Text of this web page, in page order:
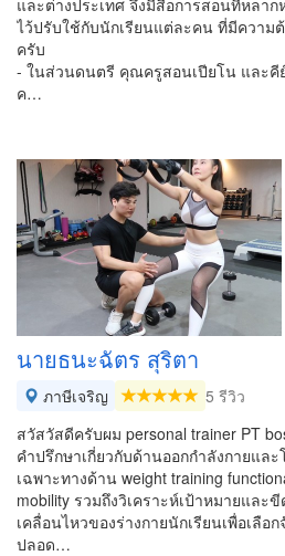
และต่างประเทศ จึงมีสื่อการสอนที่หลา
ไว้ปรับใช้กับนักเรียนแต่ละคน ที่มีควา
ครับ
- ในส่วนดนตรี คุณครูสอนเปียโน และคี
ค…
นายธนะฉัตร สุริตา
ภาษีเจริญ
5 รีวิว
สวัสวัสดีครับผม personal trainer PT
คำปรึกษาเกี่ยวกับด้านออกกำลังกายแล
เฉพาะทางด้าน weight training
mobility รวมถึงวิเคราะห์เป้าหมายและ
เคลื่อนไหวของร่างกายนักเรียนเพื่อเลือ
ปลอด…